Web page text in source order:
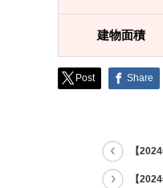
建物面積
Post Share
【
【